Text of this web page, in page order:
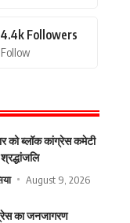
4.4k Followers
Follow
को ब्लॉक कांग्रेस कमेटी
August 9, 2026
का जनजागरण